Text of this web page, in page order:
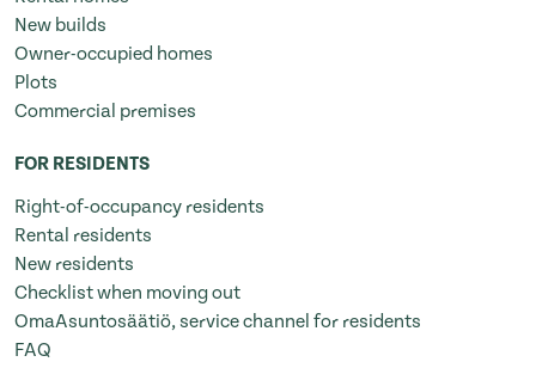
New builds
Owner-occupied homes
Plots
Commercial premises
FOR RESIDENTS
Right-of-occupancy residents
Rental residents
New residents
Checklist when moving out
OmaAsuntosäätiö, service channel for residents
FAQ